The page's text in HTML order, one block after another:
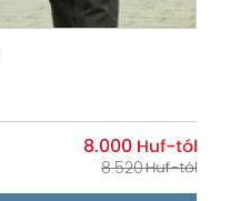
8.000
8.520